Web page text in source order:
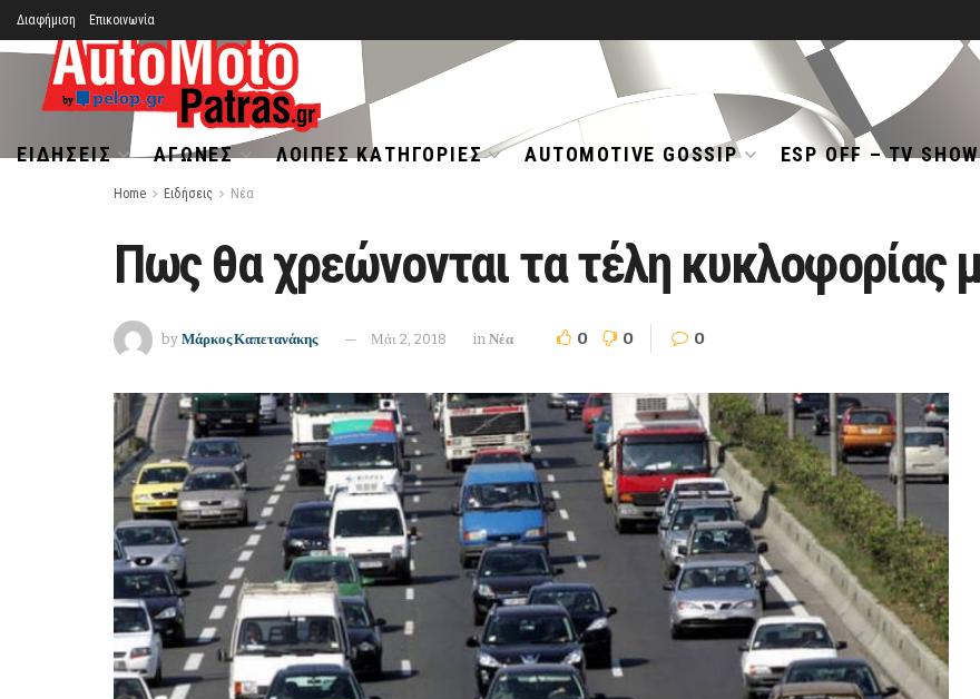
Διαφήμιση Επικοινωνία
ΕΙΔΉΣΕΙΣ ΑΓΏΝΕΣ ΛΟΙΠΈΣ ΚΑΤΗΓΟΡΊΕΣ AUTOMOTIVE GOSSIP ESP OFF – TV SHOW
Home Ειδήσεις Νέα
Πως θα χρεώνονται τα τέλη κυκλοφορίας
by Μάρκος Καπετανάκης Μάι 2, 2018 in Νέα 0 0 0